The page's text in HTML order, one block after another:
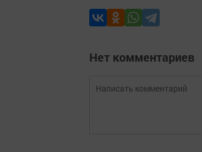
Нет комментариев